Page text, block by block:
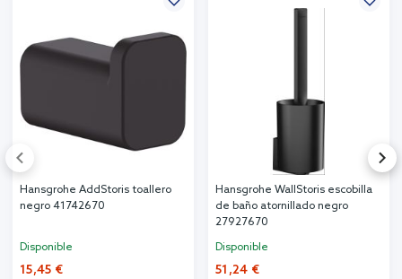
Hansgrohe AddStoris toallero
negro 41742670
Disponible
15,45 €
Hansgrohe WallStoris escobilla
de baño atornillado negro
27927670
Disponible
51,24 €